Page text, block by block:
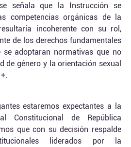
señala que la Instrucción se
competencias orgánicas de la
incoherente con su rol,
de los derechos fundamentales
se adoptaran normativas que no
de género y la orientación sexual
estaremos expectantes a la
Constitucional de República
que con su decisión respalde
liderados por la